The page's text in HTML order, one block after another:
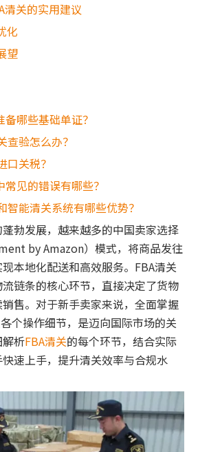
清关的实用建议
化
望
哪些基础单证？
查验怎么办？
口关税？
见的错误有哪些？
智能清关系统有哪些优势？
勃发展，越来越多的中国卖家选择
by Amazon）模式，将商品发往
本地化配送和高效服务。FBA清关
链条的核心环节，直接决定了货物
售。对于新手卖家来说，全面掌握
个操作细节，是迈向国际市场的关
析FBA清关的每个环节，结合实际
速上手，提升清关效率与合规水